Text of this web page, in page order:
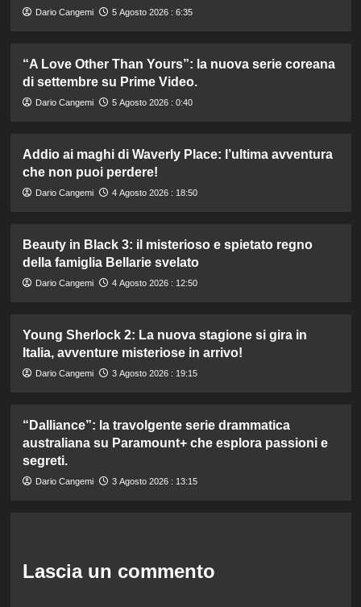
Dario Cangemi 5 Agosto 2026 : 6:35
“A Love Other Than Yours”: la nuova serie coreana
di settembre su Prime Video.
Dario Cangemi 5 Agosto 2026 : 0:40
Addio ai maghi di Waverly Place: l’ultima avventura
che non puoi perdere!
Dario Cangemi 4 Agosto 2026 : 18:50
Beauty in Black 3: il misterioso e spietato regno
della famiglia Bellarie svelato
Dario Cangemi 4 Agosto 2026 : 12:50
Young Sherlock 2: La nuova stagione si gira in
Italia, avventure misteriose in arrivo!
Dario Cangemi 3 Agosto 2026 : 19:15
“Dalliance”: la travolgente serie drammatica
australiana su Paramount+ che esplora passioni e
segreti.
Dario Cangemi 3 Agosto 2026 : 13:15
Lascia un commento